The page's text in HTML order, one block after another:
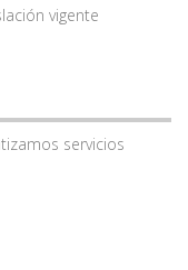
vigente
servicios